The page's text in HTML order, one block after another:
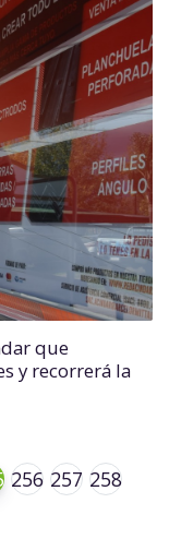
que
y recorrerá la
256 257 258